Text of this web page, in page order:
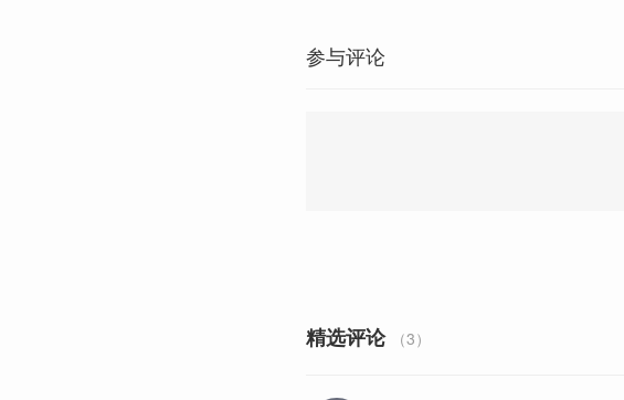
参与评论
精选评论 （3）